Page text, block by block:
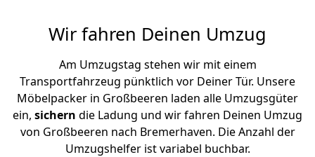
Wir fahren Deinen Umzug
Am Umzugstag stehen wir mit einem
Transportfahrzeug pünktlich vor Deiner Tür. Unsere
Möbelpacker in Großbeeren laden alle Umzugsgüter
ein, sichern die Ladung und wir fahren Deinen Umzug
von Großbeeren nach Bremer­haven. Die Anzahl der
Umzugshelfer ist variabel buchbar.